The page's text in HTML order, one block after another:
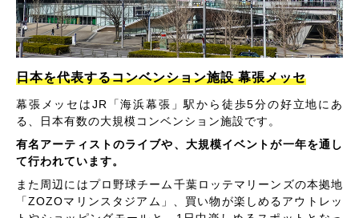
日本を代表するコンベンション施設 幕張メッセ
幕張メッセはJR「海浜幕張」駅から徒歩5分の好立地にあ
る、日本有数の大規模コンベンション施設です。
有名アーティストのライブや、大規模イベントが一年を通し
て行われています。
また周辺にはプロ野球チーム千葉ロッテマリーンズの本拠地
「ZOZOマリンスタジアム」、買い物が楽しめるアウトレッ